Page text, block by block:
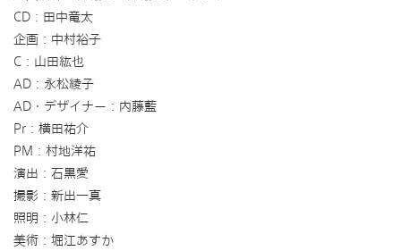
CD：田中竜太
企画：中村裕子
C：山田紘也
AD：永松綾子
AD・デザイナー：内藤藍
Pr：横田祐介
PM：村地洋祐
演出：石黒愛
撮影：新出一真
照明：小林仁
美術：堀江あすか